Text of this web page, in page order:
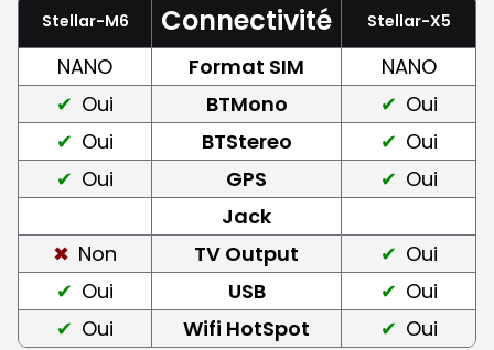
Stellar-M6 Connectivité Stellar-X5
NANO Format SIM
NANO
Oui
BTMono
Oui
Oui
BTStereo
Oui
Oui
GPS
Oui
Jack
Non
TV Output
Oui
Oui
USB
Oui
Oui
Wifi HotSpot Oui